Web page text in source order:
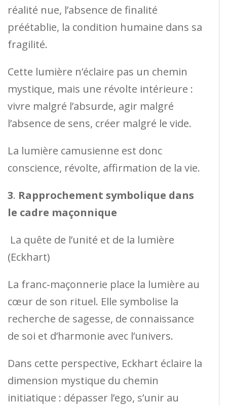
réalité nue, l’absence de finalité
préétablie, la condition humaine dans sa
fragilité.
Cette lumière n’éclaire pas un chemin
mystique, mais une révolte intérieure :
vivre malgré l’absurde, agir malgré
l’absence de sens, créer malgré le vide.
La lumière camusienne est donc
conscience, révolte, affirmation de la vie.
3. Rapprochement symbolique dans
le cadre maçonnique
La quête de l’unité et de la lumière
(Eckhart)
La franc‑maçonnerie place la lumière au
cœur de son rituel. Elle symbolise la
recherche de sagesse, de connaissance
de soi et d’harmonie avec l’univers.
Dans cette perspective, Eckhart éclaire la
dimension mystique du chemin
initiatique : dépasser l’ego, s’unir au